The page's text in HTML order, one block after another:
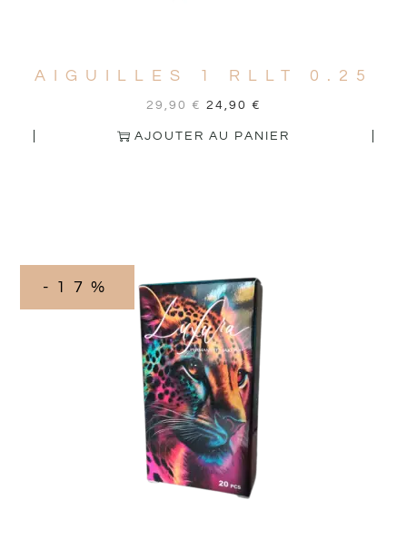
AIGUILLES 1 RLLT 0.25
29,90 € 24,90 €
AJOUTER AU PANIER
-17%